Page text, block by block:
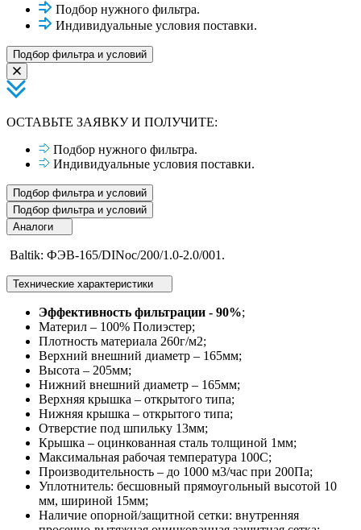
Подбор нужного фильтра.
Индивидуальные условия поставки.
Подбор фильтра и условий
ОСТАВЬТЕ ЗАЯВКУ И ПОЛУЧИТЕ:
Подбор нужного фильтра.
Индивидуальные условия поставки.
Подбор фильтра и условий
Подбор фильтра и условий
Аналоги
Baltik: ФЭВ-165/DINос/200/1.0-2.0/001.
Технические характеристики
Эффективность фильтрации - 90%;
Материл – 100% Полиэстер;
Плотность материала 260г/м2;
Верхний внешний диаметр – 165мм;
Высота – 205мм;
Нижний внешний диаметр – 165мм;
Верхняя крышка – открытого типа;
Нижняя крышка – открытого типа;
Отверстие под шпильку 13мм;
Крышка – оцинкованная сталь толщиной 1мм;
Максимальная рабочая температура 100С;
Производительность – до 1000 м3/час при 200Па;
Уплотнитель: бесшовный прямоугольный высотой 10
мм, шириной 15мм;
Наличие опорной/защитной сетки: внутренняя